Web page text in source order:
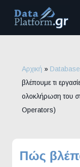
περιεχόμενο
Αρχική »
βλέπουμε τι
ολοκλήρωση του
Operators)
Πώς